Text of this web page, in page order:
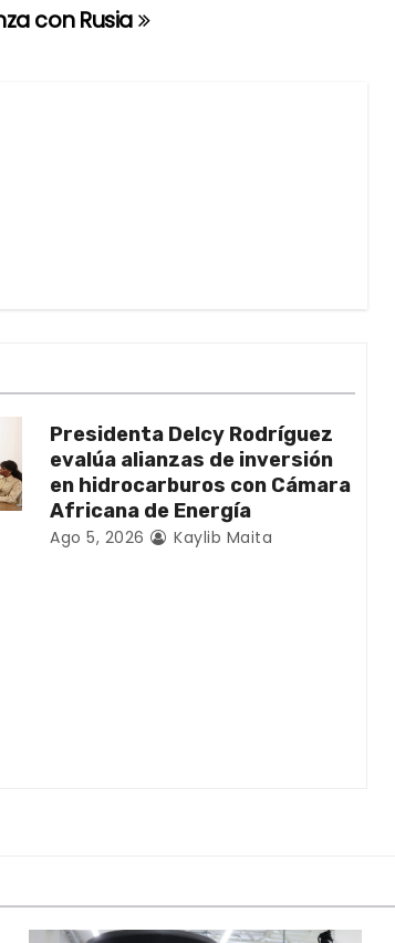
con Rusia
Presidenta Delcy Rodríguez
evalúa alianzas de inversión
en hidrocarburos con Cámara
Africana de Energía
Ago 5, 2026 Kaylib Maita